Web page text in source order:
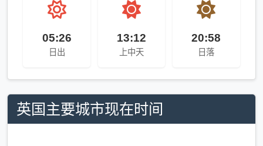
05:26
日出
13:12
上中天
20:58
日落
英国主要城市现在时间